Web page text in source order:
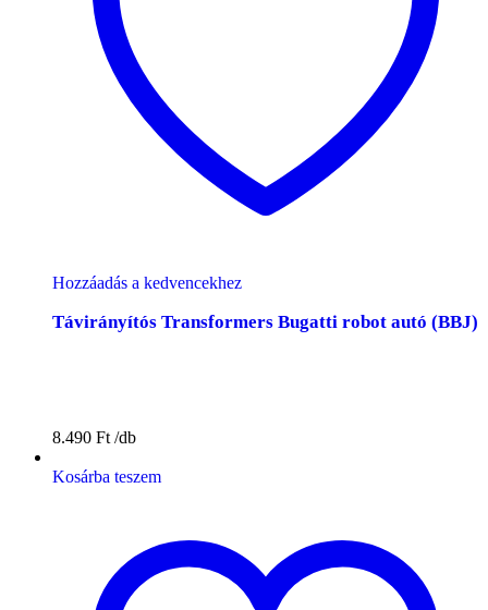
Hozzáadás a kedvencekhez
Távirányítós Transformers Bugatti robot autó (BBJ)
8.490 Ft
Kosárba teszem